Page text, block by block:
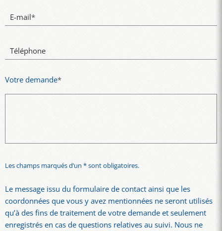
E-mail*
Téléphone
Votre demande*
Les champs marqués d’un * sont obligatoires.
Le message issu du formulaire de contact ainsi que les
coordonnées que vous y avez mentionnées ne seront utilisés
qu’à des fins de traitement de votre demande et seulement
enregistrés en cas de questions relatives au suivi. Nous ne